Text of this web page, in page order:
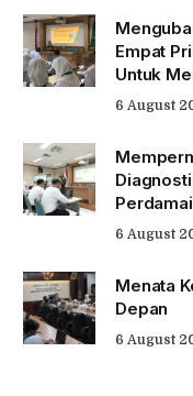
Empat
Untuk
6 August
6 August
Menata
Depan
6 August